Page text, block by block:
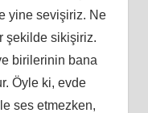
yine sevişiriz. Ne
şekilde sikişiriz.
birilerinin bana
Öyle ki, evde
ses etmezken,